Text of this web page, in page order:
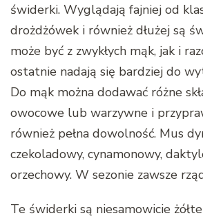
świderki. Wyglądają fajniej od
drożdżówek i również dłużej są
może być z zwykłych mąk, jak i
ostatnie nadają się bardziej do
Do mąk można dodawać różne
owocowe lub warzywne i
również pełna dowolność. Mus
czekoladowy, cynamonowy,
orzechowy. W sezonie zawsze
Te świderki są niesamowicie